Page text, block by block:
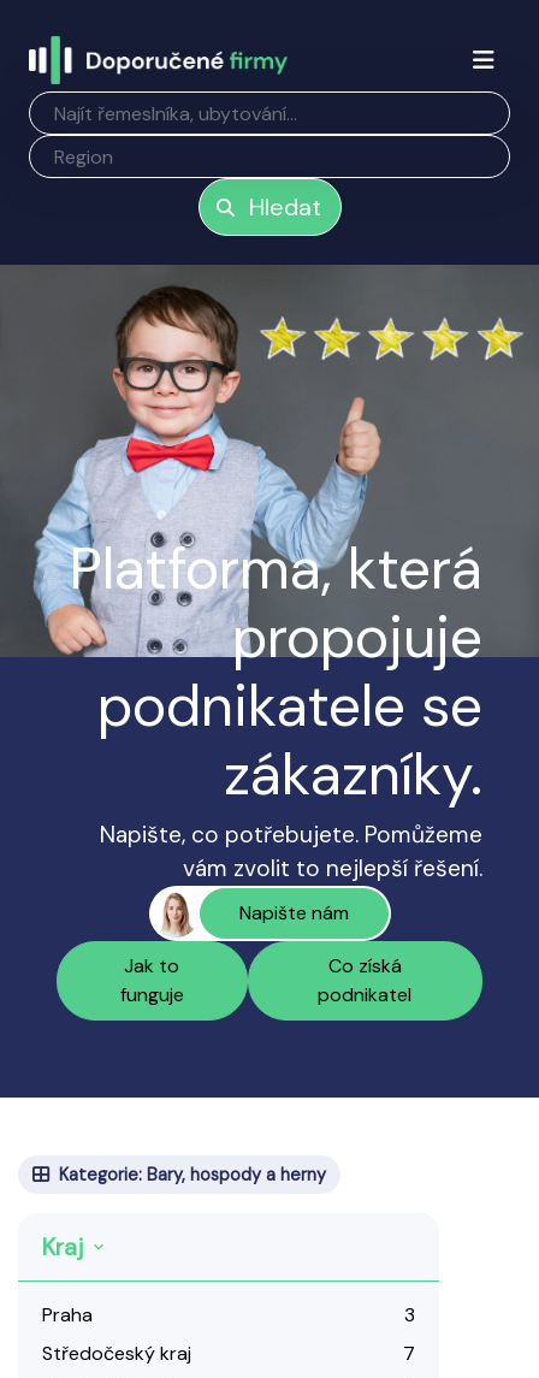
Hledat
Platforma, která
propojuje
podnikatele se
zákazníky.
Napište, co potřebujete. Pomůžeme
vám zvolit to nejlepší řešení.
Napište nám
Jak to
funguje
Co získá
podnikatel
Kategorie: Bary, hospody a herny
Kraj
Praha
3
Středočeský kraj
7